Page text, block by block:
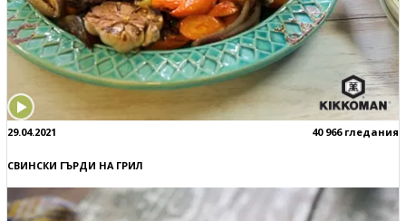
29.04.2021 40 966 гледания
СВИНСКИ ГЪРДИ НА ГРИЛ